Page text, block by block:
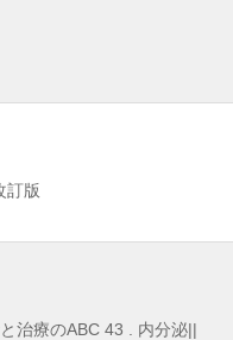
訂版
治療のABC 43 . 内分泌||